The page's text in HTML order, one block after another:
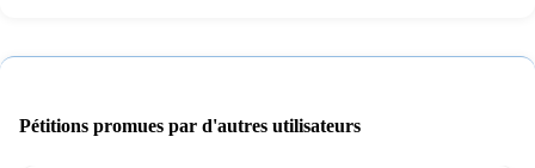
Pétitions promues par d'autres utilisateurs